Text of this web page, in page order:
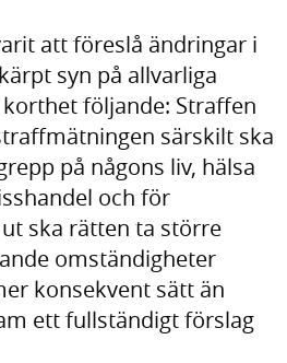
att föreslå ändringar i
syn på allvarliga
följande: Straffen
särskilt ska
på någons liv, hälsa
och för
ska rätten ta större
omständigheter
konsekvent sätt än
ett fullständigt förslag